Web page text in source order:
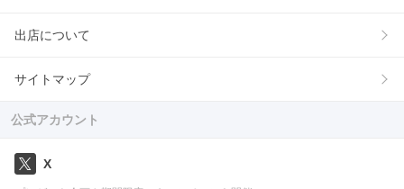
出店について
サイトマップ
公式アカウント
X